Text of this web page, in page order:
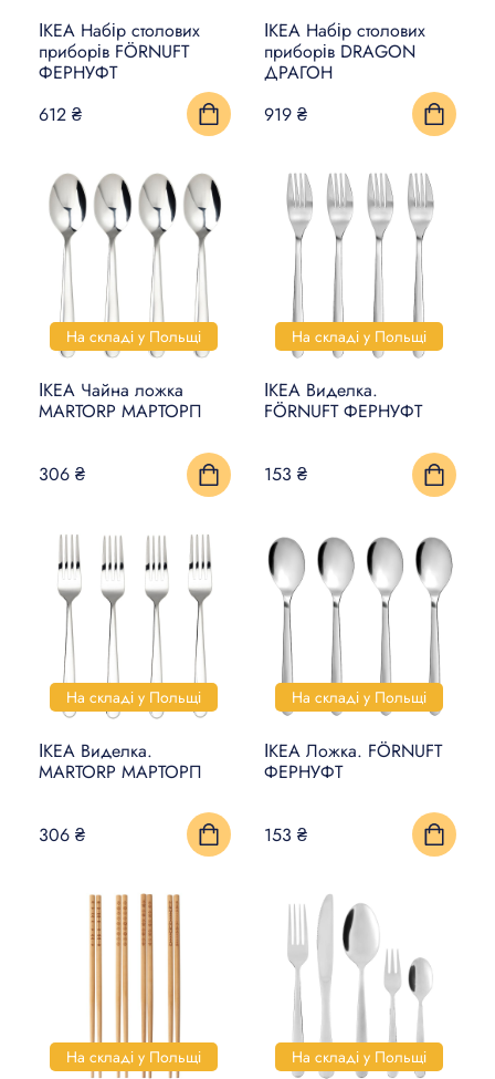
КИЛИМИ, ЦИНОВКИ ТА
ПІДЛОГИ
ПОБУТОВА ЕЛЕКТРОНІКА
ТОВАРИ ДЛЯ ТВАРИН
ІКЕА Набір столових
приборів FÖRNUFT
ФЕРНУФТ
612 ₴
ІКЕА Набір столових
приборів DRAGON
ДРАГОН
919 ₴
На складі у Польщі
ІКЕА Чайна ложка
MARTORP МАРТОРП
306 ₴
На складі у Польщі
ІКЕА Виделка.
FÖRNUFT ФЕРНУФТ
153 ₴
На складі у Польщі
ІКЕА Виделка.
MARTORP МАРТОРП
306 ₴
На складі у Польщі
ІКЕА Ложка. FÖRNUFT
ФЕРНУФТ
153 ₴
На складі у Польщі На складі у Польщі